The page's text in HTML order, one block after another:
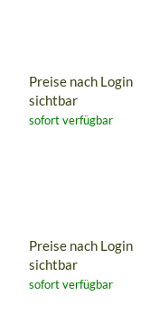
Preise nach Login
sichtbar
sofort verfügbar
Preise nach Login
sichtbar
sofort verfügbar